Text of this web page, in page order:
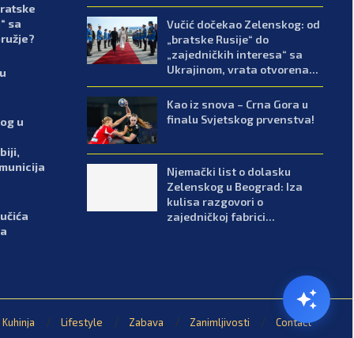
sa
u
Vučić dočekao Zelenskog: od
„bratske Rusije“ do
„zajedničkih interesa“ sa
Ukrajinom, vrata otvorena...
Kao iz snova – Crna Gora u
finalu Svjetskog prvenstva!
Njemački list o dolasku
Zelenskog u Beograd: Iza
kulisa razgovori o
zajedničkoj fabrici...
Kuhinja Lifestyle Zabava Zanimljivosti Contact